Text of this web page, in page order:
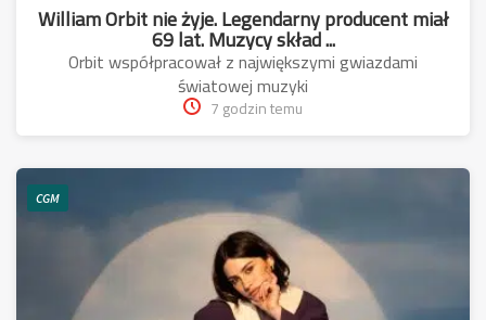
William Orbit nie żyje. Legendarny producent miał
69 lat. Muzycy skład ...
Orbit współpracował z największymi gwiazdami
światowej muzyki
7 godzin temu
CGM